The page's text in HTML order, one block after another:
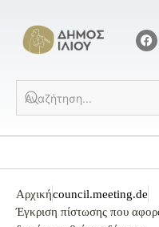
Αρχικήcouncil.meeting.de
Έγκριση πίστωσης που